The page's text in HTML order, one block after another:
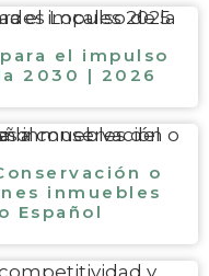
el impulso
2030 | 2026
o
inmuebles
Español